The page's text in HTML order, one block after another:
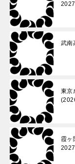
武南
東京
霞ヶ